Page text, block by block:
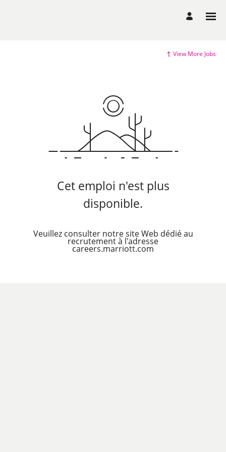
View More Jobs
Cet emploi n'est plus
disponible.
Veuillez consulter notre site Web dédié au
recrutement à l'adresse
careers.marriott.com